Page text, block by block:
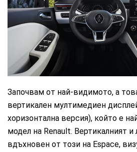
Започвам от най-видимото, а
вертикален мултимедиен
хоризонтална версия), който е
модел на Renault. Вертикалният и
вдъхновен от този на Espace,